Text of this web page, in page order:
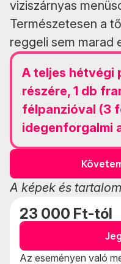
viziszárnyas
Természetesen a
reggeli sem marad
A teljes hétvégi
részére, 1 db
félpanzióval (3
idegenforgalmi
A képek és
23 000 Ft-tól
Az eseményen való